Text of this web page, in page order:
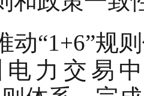
动“1+6”规
电力交易